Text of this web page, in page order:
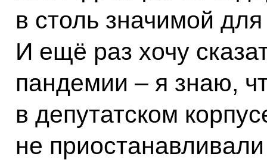
в столь значимой
И ещё раз хочу
пандемии – я знаю,
в депутатском
не